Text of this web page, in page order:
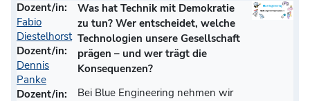
Was hat Technik mit Demokratie
zu tun? Wer entscheidet, welche
Technologien unsere Gesellschaft
prägen – und wer trägt die
Konsequenzen?
Bei Blue Engineering nehmen wir
Dozent/in:
Fabio
Diestelhorst
Dozent/in:
Dennis
Panke
Dozent/in: